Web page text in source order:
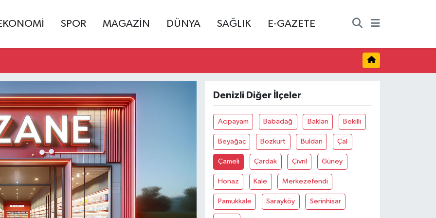
SPOR MAGAZİN DÜNYA SAĞLIK E-GAZETE
Denizli Diğer İlçeler
Acipayam Babadağ Baklan Bekilli
Beyağaç Bozkurt Buldan Çal
Çameli Çardak Çivril Güney
Honaz Kale Merkezefendi
Pamukkale Sarayköy Serinhisar